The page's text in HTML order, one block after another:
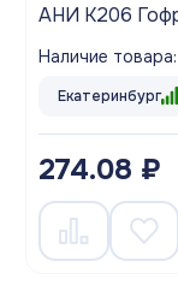
АНИ K206
Наличие товара:
Екатеринбург
274.08 ₽